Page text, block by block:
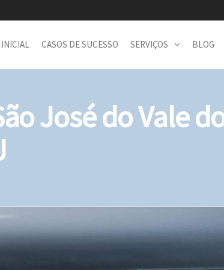
INICIAL CASOS DE SUCESSO SERVIÇOS BLOG
José do Vale